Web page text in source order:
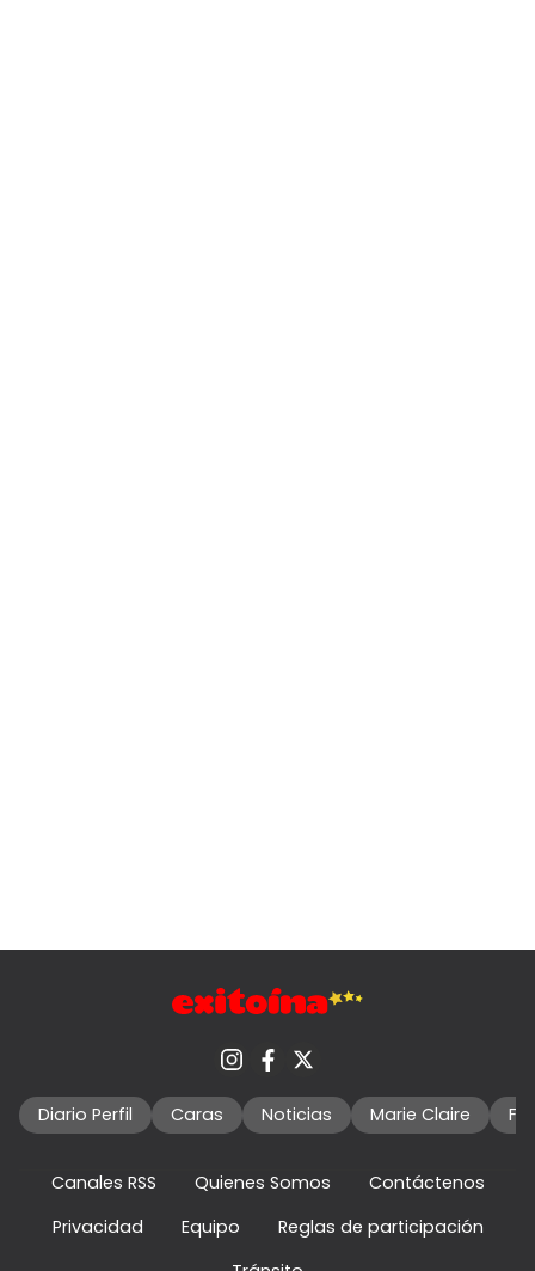
Diario Perfil Caras Noticias Marie Claire
Canales RSS Quienes Somos
Contáctenos
Privacidad
Equipo
Reglas de participación